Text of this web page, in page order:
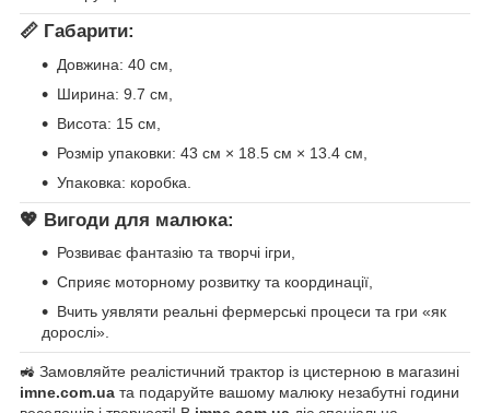
📏 Габарити:
Довжина: 40 см,
Ширина: 9.7 см,
Висота: 15 см,
Розмір упаковки: 43 см × 18.5 см × 13.4 см,
Упаковка: коробка.
💖 Вигоди для малюка:
Розвиває фантазію та творчі ігри,
Сприяє моторному розвитку та координації,
Вчить уявляти реальні фермерські процеси та гри «як
дорослі».
🚜 Замовляйте реалістичний трактор із цистерною в магазині
imne.com.ua та подаруйте вашому малюку незабутні години